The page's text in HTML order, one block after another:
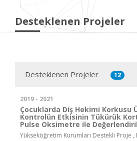
Desteklenen Projeler
Desteklenen Projeler 12
2019 - 2021
Çocuklarda Diş Hekimi Korkusu
Kontrolün Etkisinin Tükürük
Pulse Oksimetre ile
Yükseköğretim Kurumları Destekli Proje ,